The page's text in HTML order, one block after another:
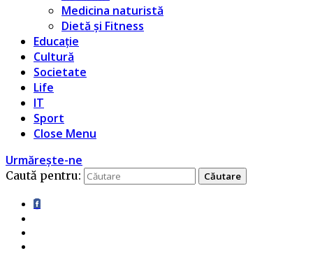
Medicina naturistă
Dietă și Fitness
Educație
Cultură
Societate
Life
IT
Sport
Close Menu
Urmărește-ne
Caută pentru: